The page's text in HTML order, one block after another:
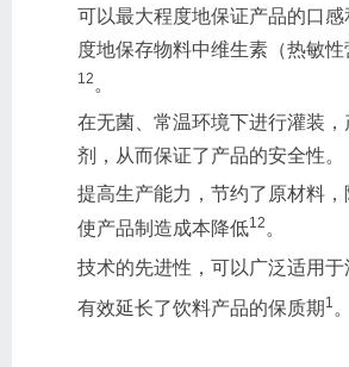
可以最大程度地保证产品的口
度地保存物料中维生素（热敏
1 2 。
在无菌、常温环境下进行灌装
剂，从而保证了产品的安全性。
提高生产能力，节约了原材料，
使产品制造成本降低12 。
技术的先进性，可以广泛适用
有效延长了饮料产品的保质期 1 。